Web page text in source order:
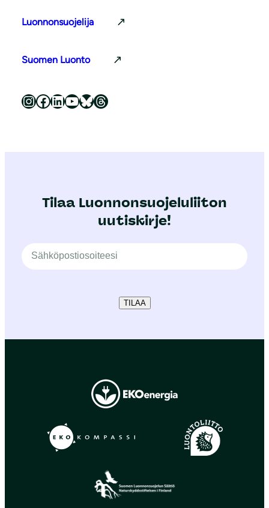
Luonnonsuojelija
Suomen Luonto
Luonnonsuojeluliitto Instagramissa Luonnonsuojeluliitto Facebookissa Luonnonsuojeluliitto LinkedInissä Luonnonsuojeluliiton YouTube-kanava Luonnonsuojeluliitto Blueskyssa Luonnonsuojeluliitto Threadsissa
Tilaa Luonnonsuojeluliiton
uutiskirje!
TILAA